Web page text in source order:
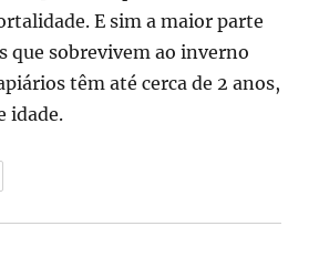
E sim a maior parte
que sobrevivem ao inverno
têm até cerca de 2 anos,
idade.